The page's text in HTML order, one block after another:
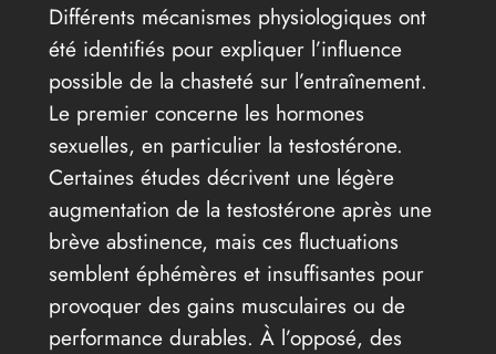
Différents mécanismes physiologiques ont
été identifiés pour expliquer l’influence
possible de la chasteté sur l’entraînement.
Le premier concerne les hormones
sexuelles, en particulier la testostérone.
Certaines études décrivent une légère
augmentation de la testostérone après une
brève abstinence, mais ces fluctuations
semblent éphémères et insuffisantes pour
provoquer des gains musculaires ou de
performance durables. À l’opposé, des